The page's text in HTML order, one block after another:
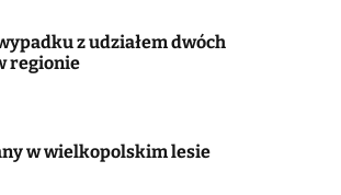
z udziałem dwóch
regionie
w wielkopolskim lesie